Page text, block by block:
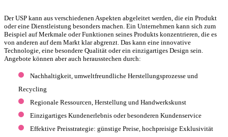
Der USP kann aus verschiedenen Aspekten abgeleitet werden, die ein Produkt
oder eine Dienstleistung besonders machen. Ein Unternehmen kann sich zum
Beispiel auf Merkmale oder Funktionen seines Produkts konzentrieren, die es
von anderen auf dem Markt klar abgrenzt. Das kann eine innovative
Technologie, eine besondere Qualität oder ein einzigartiges Design sein.
Angebote können aber auch herausstechen durch:
Nachhaltigkeit, umweltfreundliche Herstellungsprozesse und
Recycling
Regionale Ressourcen, Herstellung und Handwerkskunst
Einzigartiges Kundenerlebnis oder besonderen Kundenservice
Effektive Preisstrategie: günstige Preise, hochpreisige Exklusivität